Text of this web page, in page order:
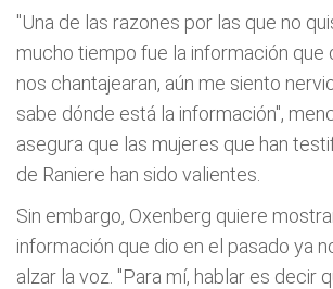
"Una de las razones por las que no
mucho tiempo fue la información que
nos chantajearan, aún me siento
sabe dónde está la información",
asegura que las mujeres que han
de Raniere han sido valientes.
Sin embargo, Oxenberg quiere
información que dio en el pasado ya
alzar la voz. "Para mí, hablar es decir